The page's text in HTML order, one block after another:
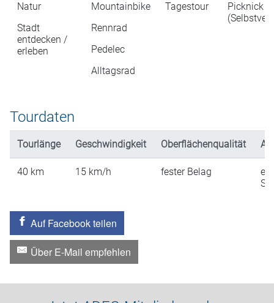
Natur
Stadt
entdecken /
erleben
Mountainbike
Rennrad
Pedelec
Alltagsrad
Tagestour
Picknick
Tourdaten
Tourlänge Geschwindigkeit Oberflächenqualität
40 km 15 km/h fester Belag
Auf Facebook teilen
Über E-Mail empfehlen